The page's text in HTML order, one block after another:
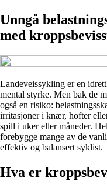
Unngå
med
Landeveissykling er en
mental styrke. Men bak de
også en risiko:
irritasjoner i knær, hofter
spill i uker eller måneder.
forebygge mange av de
effektiv og balansert syklist.
Hva er